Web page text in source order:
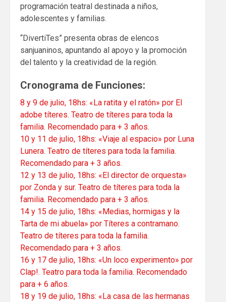
programación teatral destinada a niños,
adolescentes y familias.
“DivertiTes” presenta obras de elencos
sanjuaninos, apuntando al apoyo y la promoción
del talento y la creatividad de la región.
Cronograma de Funciones:
8 y 9 de julio, 18hs: «La ratita y el ratón» por El
adobe títeres. Teatro de títeres para toda la
familia. Recomendado para + 3 años.
10 y 11 de julio, 18hs: «Viaje al espacio» por Luna
Lunera. Teatro de títeres para toda la familia.
Recomendado para + 3 años.
12 y 13 de julio, 18hs: «El director de orquesta»
por Zonda y sur. Teatro de títeres para toda la
familia. Recomendado para + 3 años.
14 y 15 de julio, 18hs: «Medias, hormigas y la
Tarta de mi abuela» por Títeres a contramano.
Teatro de títeres para toda la familia.
Recomendado para + 3 años.
16 y 17 de julio, 18hs: «Un loco experimento» por
Clap!. Teatro para toda la familia. Recomendado
para + 6 años.
18 y 19 de julio, 18hs: «La casa de las hermanas